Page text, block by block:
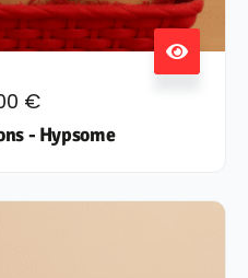
€
- Hypsome